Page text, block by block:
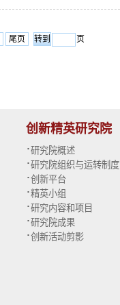
尾页 页
创新精英研究院
·研究院概述
·研究院组织与运转制度
·创新平台
·精英小组
·研究内容和项目
·研究院成果
·创新活动剪影